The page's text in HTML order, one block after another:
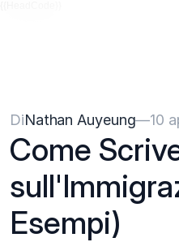
DiNathan Auyeung—10
Come
Esempi)